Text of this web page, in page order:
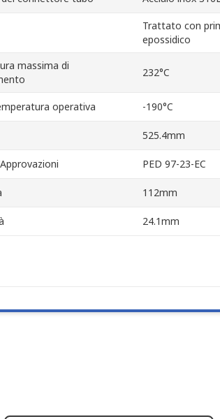
Trattato con
epossidico
massima di
232°C
operativa -190°C
525.4mm
PED 97-23-EC
112mm
24.1mm